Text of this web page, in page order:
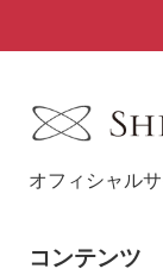
オフィシャル
コンテンツ